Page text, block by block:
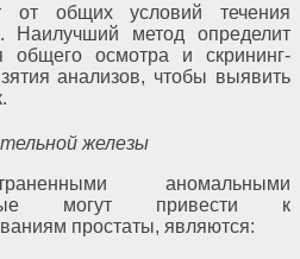
от общих условий течения
Наилучший метод определит
общего осмотра и скрининг-
анализов, чтобы выявить
железы
аномальными
могут привести к
простаты, являются: